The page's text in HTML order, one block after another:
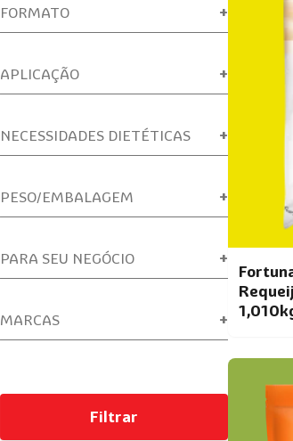
FORMATO
APLICAÇÃO
NECESSIDADES DIETÉTICAS
PESO/EMBALAGEM
PARA SEU NEGÓCIO
MARCAS
Filtrar